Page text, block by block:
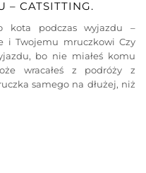
– CATSITTING.
kota podczas wyjazdu –
i Twojemu mruczkowi Czy
bo nie miałeś komu
wracałeś z podróży z
samego na dłużej, niż